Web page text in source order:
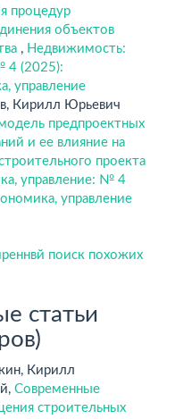
процедур
объектов
, Недвижимость:
4 (2025):
управление
Кирилл Юрьевич
предпроектных
и ее влияние на
проекта
управление: № 4
управление
поиск похожих
статьи
Кирилл
Современные
строительных